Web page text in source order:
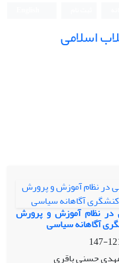
اسلامی
در نظام آموزش و پرورش
آگاهانه سیاسی
121-
مهدی حسنی باقری